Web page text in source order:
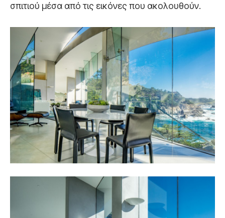
σπιτιού μέσα από τις εικόνες που ακολουθούν.